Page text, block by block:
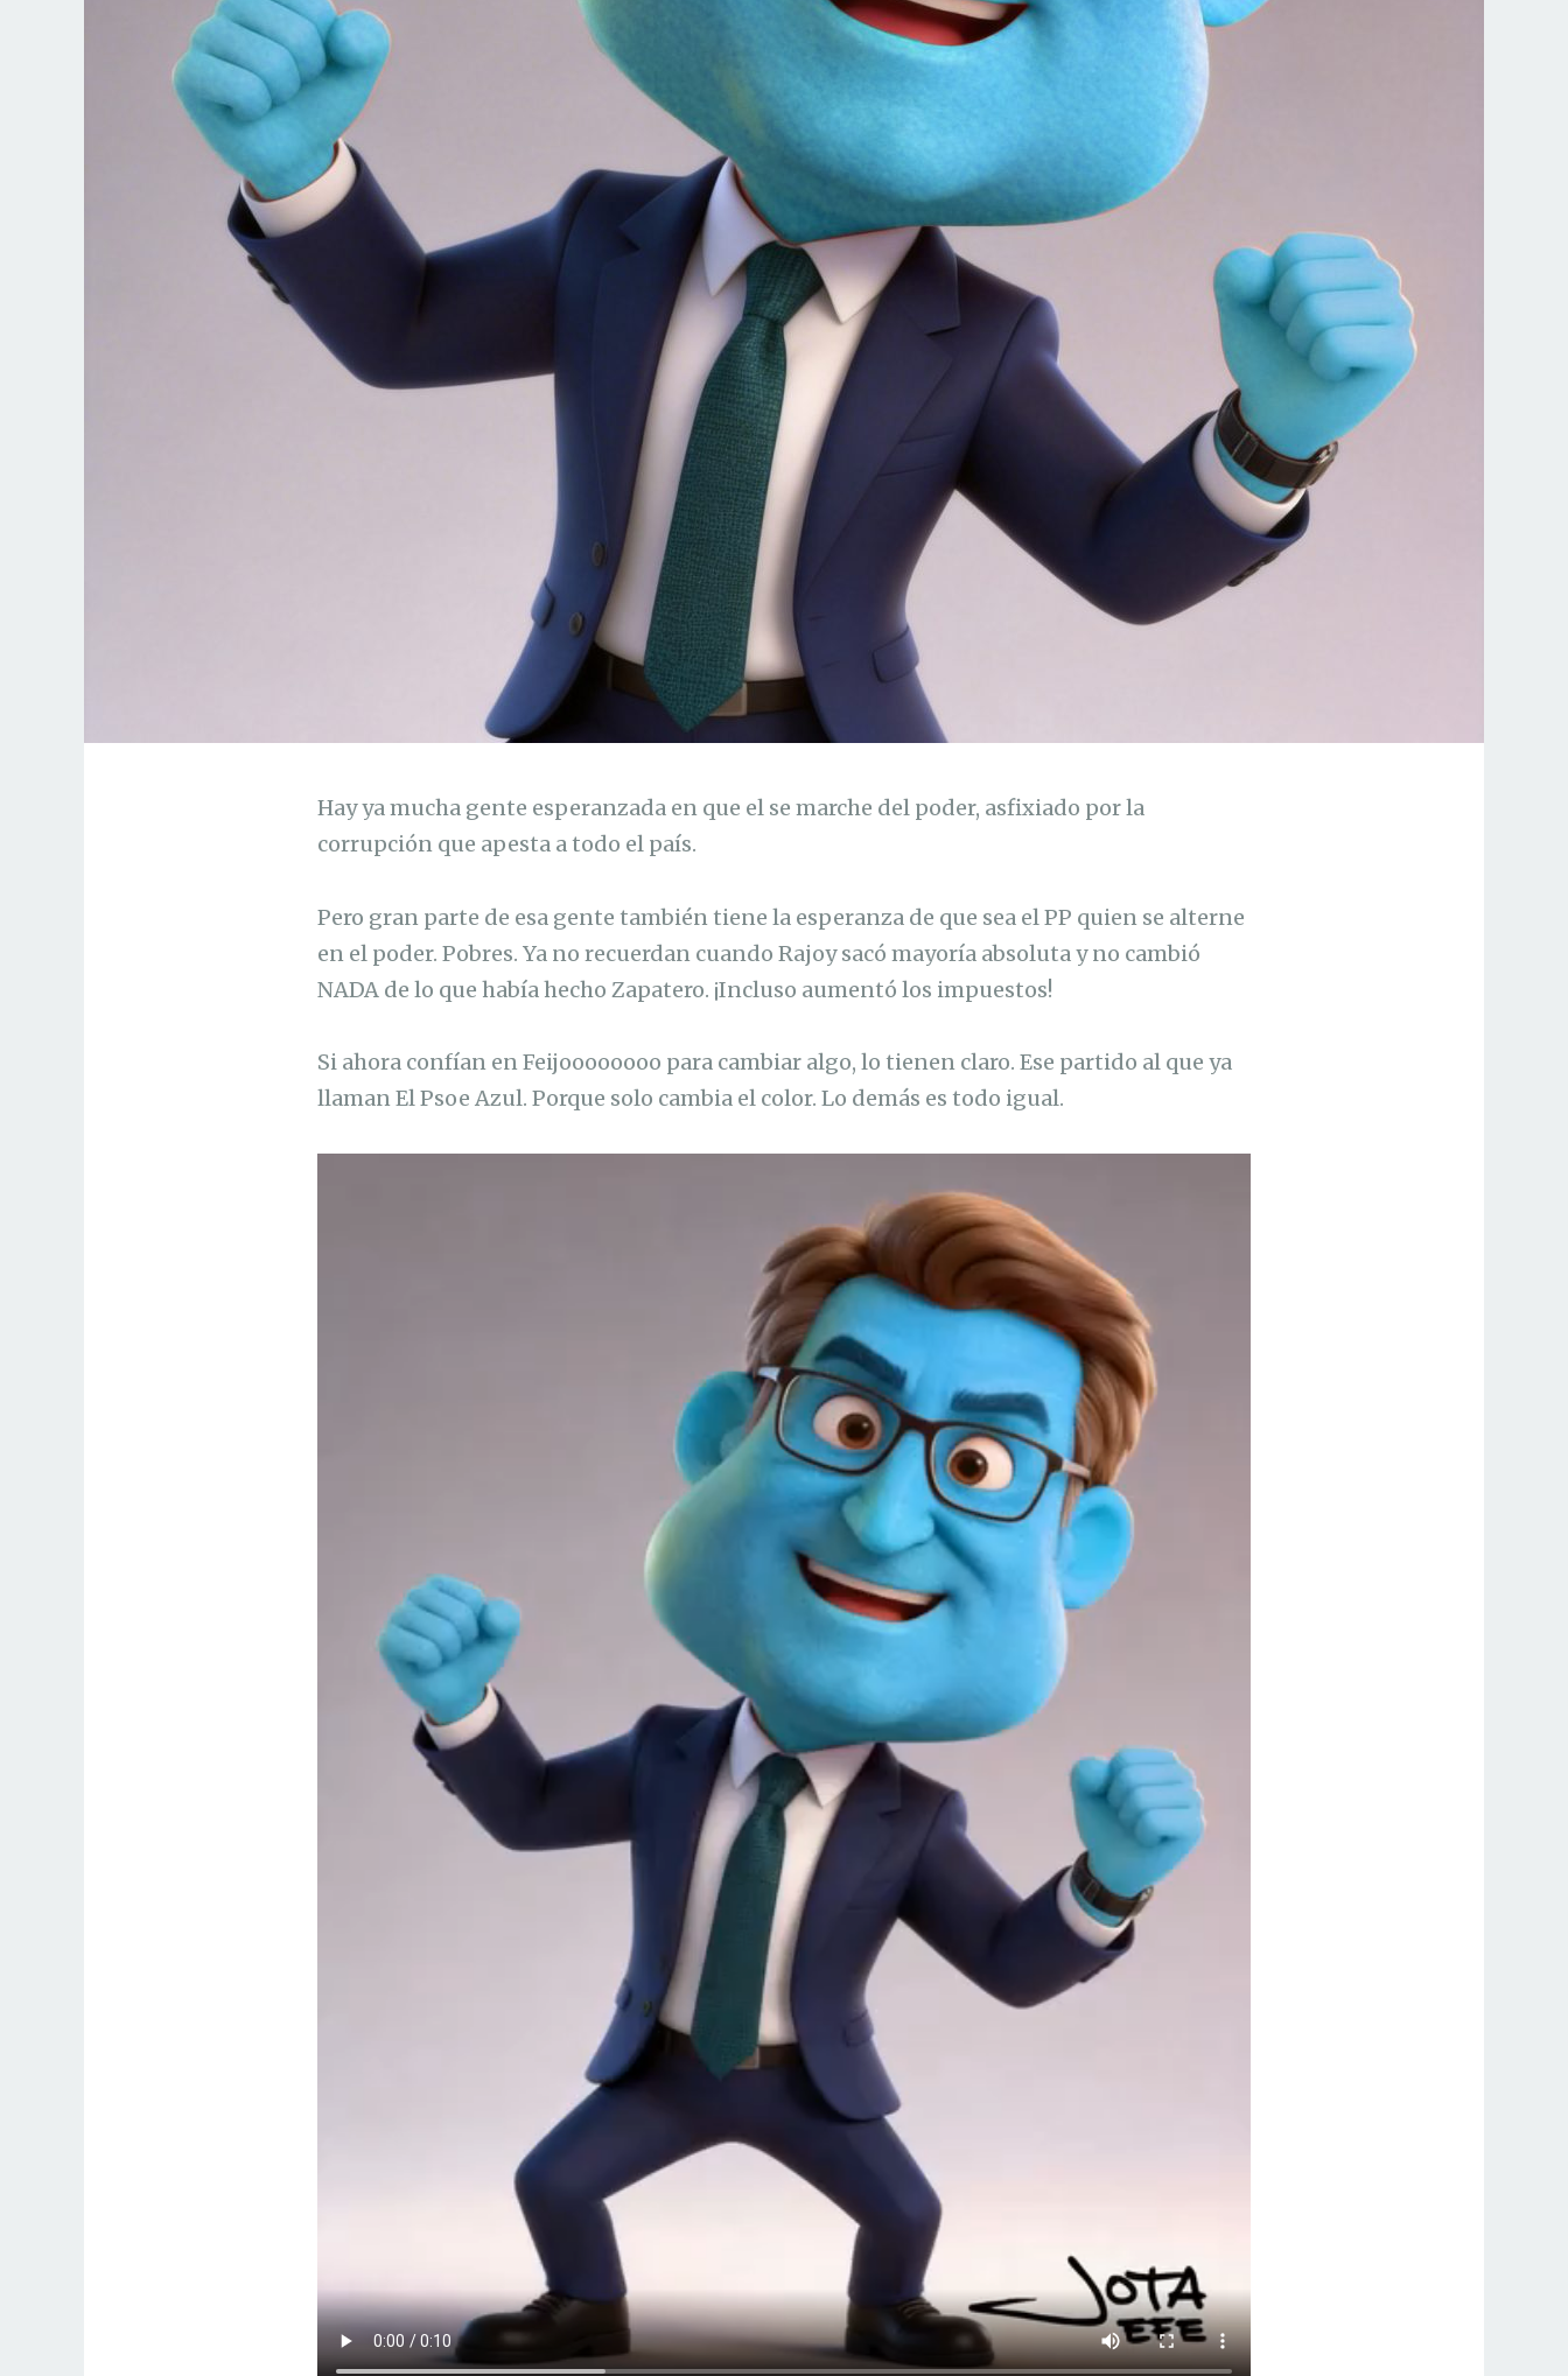
Hay ya mucha gente esperanzada en que el se marche del poder, asfixiado por la
corrupción que apesta a todo el país.
Pero gran parte de esa gente también tiene la esperanza de que sea el PP quien se alterne
en el poder. Pobres. Ya no recuerdan cuando Rajoy sacó mayoría absoluta y no cambió
NADA de lo que había hecho Zapatero. ¡Incluso aumentó los impuestos!
Si ahora confían en Feijoooooooo para cambiar algo, lo tienen claro. Ese partido al que ya
llaman El Psoe Azul. Porque solo cambia el color. Lo demás es todo igual.